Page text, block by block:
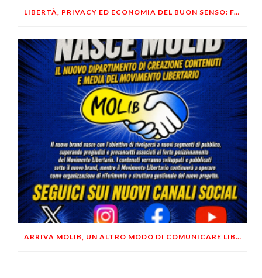
LIBERTÀ, PRIVACY ED ECONOMIA DEL BUON SENSO: FACCO E MUSUMECI A CASALECCHIO DI RENO (BO)
ARRIVA MOLIB, UN ALTRO MODO DI COMUNICARE LIBERTARIO